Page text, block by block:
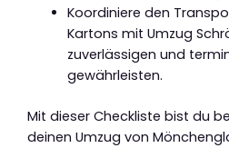
Koordiniere den
Kartons mit Umzug
zuverlässigen und
gewährleisten.
Mit dieser Checkliste bist du
deinen Umzug von